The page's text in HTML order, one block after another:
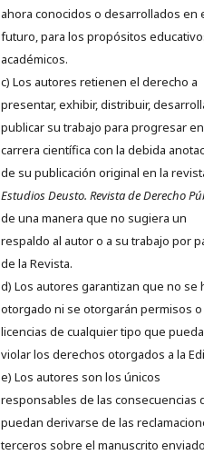
ahora conocidos o desarrollados en
futuro, para los propósitos
académicos.
c) Los autores retienen el derecho a
presentar, exhibir, distribuir,
publicar su trabajo para progresar
carrera científica con la debida
de su publicación original en la
Estudios Deusto. Revista de Derecho
de una manera que no sugiera un
respaldo al autor o a su trabajo por
de la Revista.
d) Los autores garantizan que no se
otorgado ni se otorgarán permisos o
licencias de cualquier tipo que
violar los derechos otorgados a la
e) Los autores son los únicos
responsables de las consecuencias
puedan derivarse de las
terceros sobre el manuscrito